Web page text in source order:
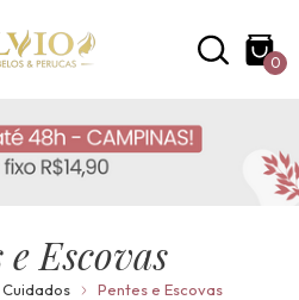
0
e Escovas
Pentes e Escovas